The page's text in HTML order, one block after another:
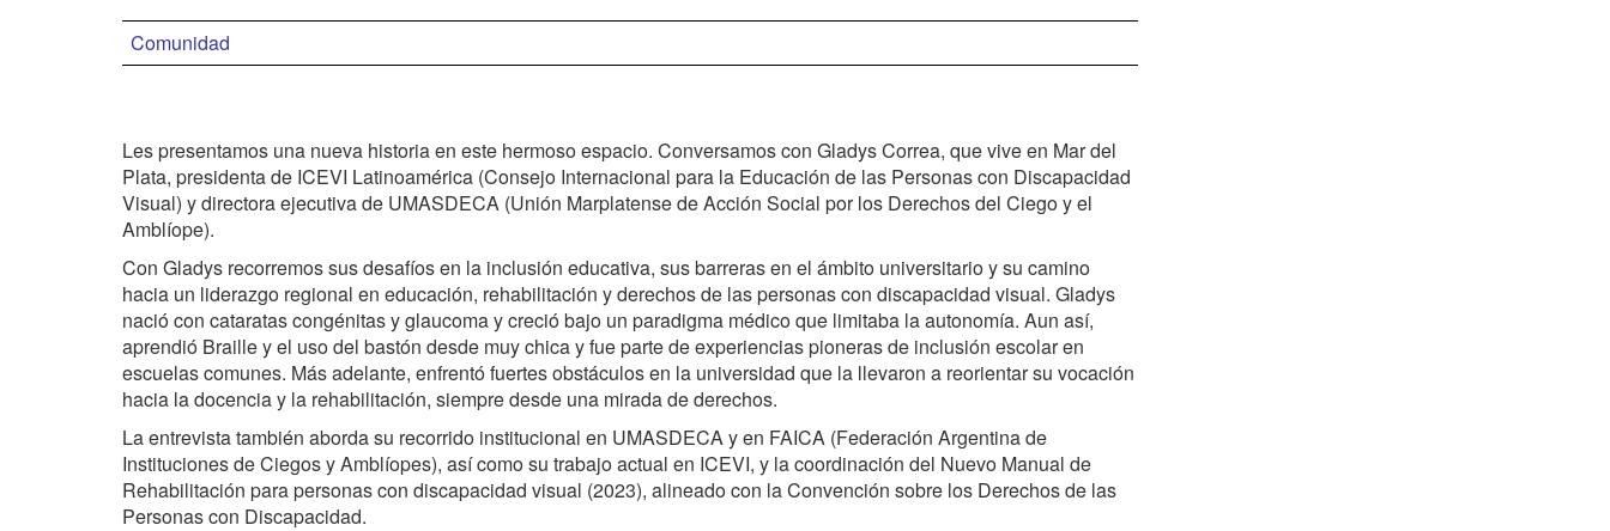
Comunidad
Les presentamos una nueva historia en este hermoso espacio. Conversamos con Gladys Correa, que vive en Mar del
Plata, presidenta de ICEVI Latinoamérica (Consejo Internacional para la Educación de las Personas con Discapacidad
Visual) y directora ejecutiva de UMASDECA (Unión Marplatense de Acción Social por los Derechos del Ciego y el
Amblíope).
Con Gladys recorremos sus desafíos en la inclusión educativa, sus barreras en el ámbito universitario y su camino
hacia un liderazgo regional en educación, rehabilitación y derechos de las personas con discapacidad visual. Gladys
nació con cataratas congénitas y glaucoma y creció bajo un paradigma médico que limitaba la autonomía. Aun así,
aprendió Braille y el uso del bastón desde muy chica y fue parte de experiencias pioneras de inclusión escolar en
escuelas comunes. Más adelante, enfrentó fuertes obstáculos en la universidad que la llevaron a reorientar su vocación
hacia la docencia y la rehabilitación, siempre desde una mirada de derechos.
La entrevista también aborda su recorrido institucional en UMASDECA y en FAICA (Federación Argentina de
Instituciones de Ciegos y Amblíopes), así como su trabajo actual en ICEVI, y la coordinación del Nuevo Manual de
Rehabilitación para personas con discapacidad visual (2023), alineado con la Convención sobre los Derechos de las
Personas con Discapacidad.